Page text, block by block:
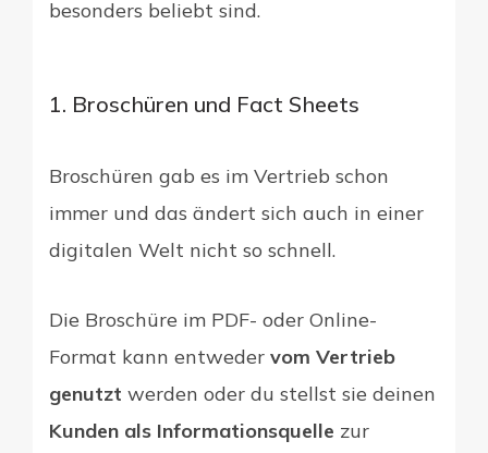
besonders beliebt sind.
1. Broschüren und Fact Sheets
Broschüren gab es im Vertrieb schon
immer und das ändert sich auch in einer
digitalen Welt nicht so schnell.
Die Broschüre im PDF- oder Online-
Format kann entweder vom Vertrieb
genutzt werden oder du stellst sie deinen
Kunden als Informationsquelle zur